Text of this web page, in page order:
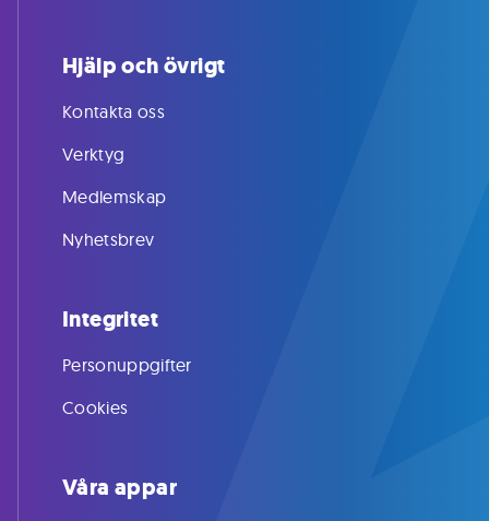
Hjälp och övrigt
Kontakta oss
Verktyg
Medlemskap
Nyhetsbrev
Integritet
Personuppgifter
Cookies
Våra appar